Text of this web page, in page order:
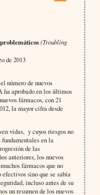
(Troubling
de 2013
número de nuevos
ha aprobado en los últimos
fármacos, con 21
la mayor cifra desde
vidas, y cuyos riesgos no
fundamentales en la
de las
anteriores, los nuevos
fármacos que no
sino que se sabía
incluso antes de su
un resumen de los nuevos